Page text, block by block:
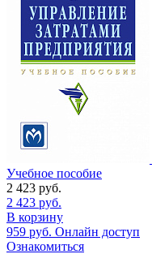
Учебное пособие
2 423 руб.
2 423 руб.
В корзину
959 руб. Онлайн доступ
Ознакомиться